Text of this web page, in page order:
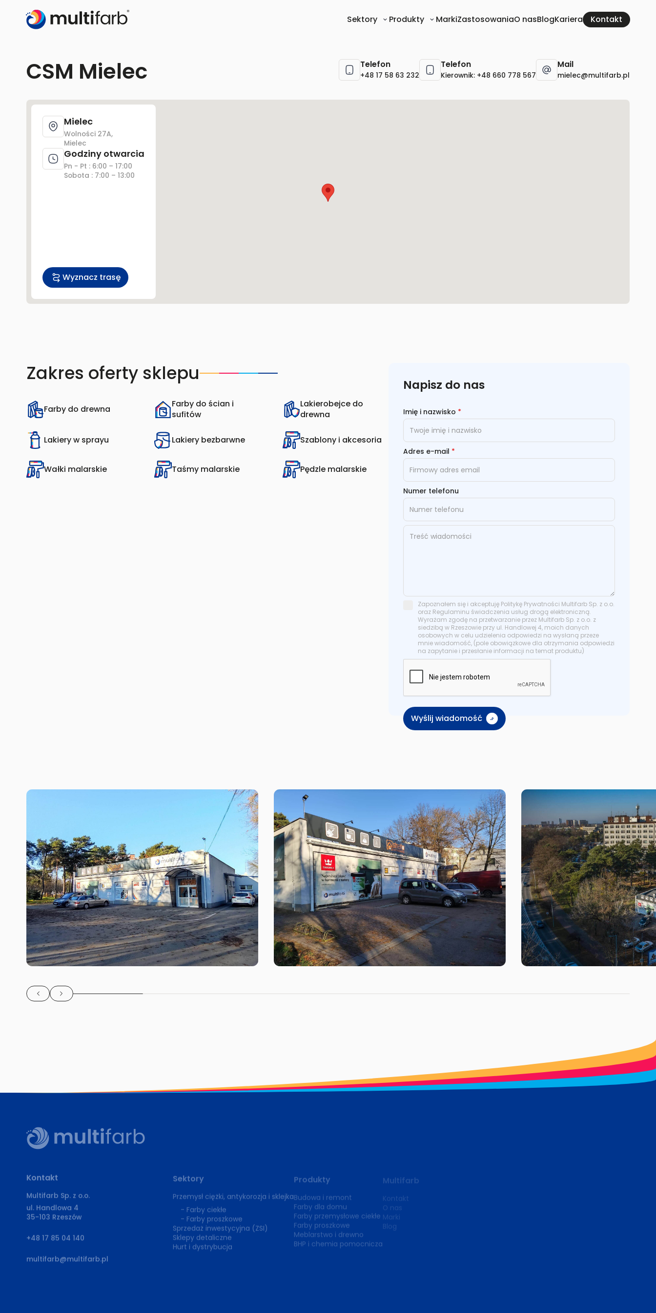
Sektory Produkty MarkiZastosowaniaO nasBlogKariera
CSM Mielec Telefon
+48 17 58 63 232
Telefon
Kierownik: +48 660 778 567
Mail
mielec@multifarb.pl
Mielec
Wolności 27A,
Mielec
Godziny otwarcia
Pn - Pt : 6:00 – 17:00
Sobota : 7:00 – 13:00
Zakres oferty sklepu
Farby do drewna
Farby do ścian i
sufitów
Lakierobejce do
drewna
Lakiery w sprayu Lakiery bezbarwne Szablony i akcesoria
Wałki malarskie Taśmy malarskie Pędzle malarskie
Napisz do nas
Imię i nazwisko *
Adres e-mail *
Numer telefonu
Zapoznałem się i akceptuję Politykę Prywatności Multifarb Sp. z o.o.
oraz Regulaminu świadczenia usług drogą elektroniczną.
Wyrażam zgodę na przetwarzanie przez Multifarb Sp. z o.o. z
siedzibą w Rzeszowie przy ul. Handlowej 4, moich danych
osobowych w celu udzielenia odpowiedzi na wysłaną przeze
mnie wiadomość, (pole obowiązkowe dla otrzymania odpowiedzi
na zapytanie i przesłanie informacji na temat produktu)
Wyślij wiadomość
Kontakt
Multifarb Sp. z o.o.
ul. Handlowa 4
35-103 Rzeszów
+48 17 85 04 140
multifarb@multifarb.pl
Sektory
Przemysł ciężki, antykorozja i sklejka
Farby ciekłe
Farby proszkowe
Sprzedaż inwestycyjna (ZSI)
Sklepy detaliczne
Hurt i dystrybucja
Produkty
Budowa i remont
Farby dla domu
Farby przemysłowe ciekłe
Farby proszkowe
Meblarstwo i drewno
BHP i chemia pomocnicza
Multifarb
Kontakt
O nas
Marki
Blog